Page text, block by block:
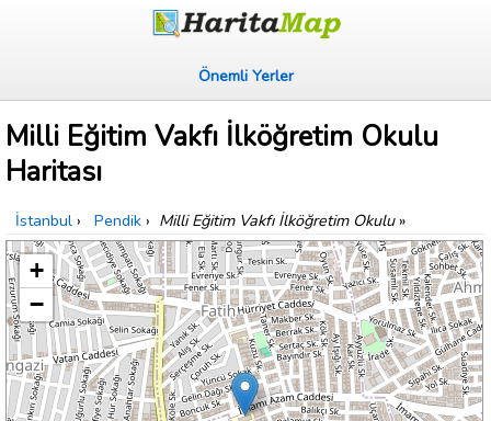
Önemli Yerler
Milli Eğitim Vakfı İlköğretim Okulu
Haritası
İstanbul › Pendik › Milli Eğitim Vakfı İlköğretim Okulu»
+
−